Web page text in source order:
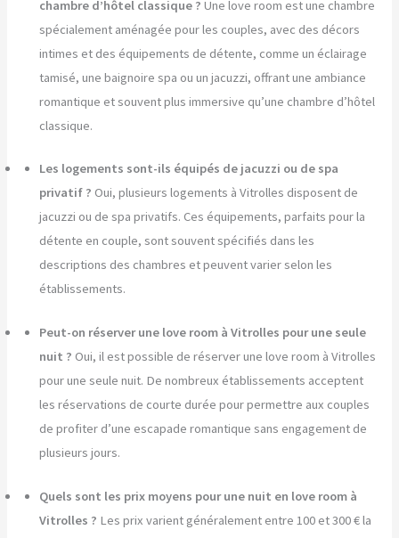
chambre d’hôtel classique ? Une love room est une chambre
spécialement aménagée pour les couples, avec des décors
intimes et des équipements de détente, comme un éclairage
tamisé, une baignoire spa ou un jacuzzi, offrant une ambiance
romantique et souvent plus immersive qu’une chambre d’hôtel
classique.
Les logements sont-ils équipés de jacuzzi ou de spa
privatif ? Oui, plusieurs logements à Vitrolles disposent de
jacuzzi ou de spa privatifs. Ces équipements, parfaits pour la
détente en couple, sont souvent spécifiés dans les
descriptions des chambres et peuvent varier selon les
établissements.
Peut-on réserver une love room à Vitrolles pour une seule
nuit ? Oui, il est possible de réserver une love room à Vitrolles
pour une seule nuit. De nombreux établissements acceptent
les réservations de courte durée pour permettre aux couples
de profiter d’une escapade romantique sans engagement de
plusieurs jours.
Quels sont les prix moyens pour une nuit en love room à
Vitrolles ? Les prix varient généralement entre 100 et 300 € la